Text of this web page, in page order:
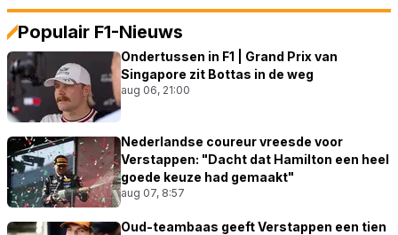
Populair F1-Nieuws
Ondertussen in F1 | Grand Prix van
Singapore zit Bottas in de weg
aug 06, 21:00
Nederlandse coureur vreesde voor
Verstappen: "Dacht dat Hamilton een heel
goede keuze had gemaakt"
aug 07, 8:57
Oud-teambaas geeft Verstappen een tien